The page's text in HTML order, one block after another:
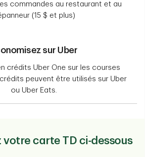
commandes au restaurant et au
(15 $ et plus)
sur Uber
crédits Uber One sur les courses
peuvent être utilisés sur Uber
ou Uber Eats.
votre carte TD ci-dessous